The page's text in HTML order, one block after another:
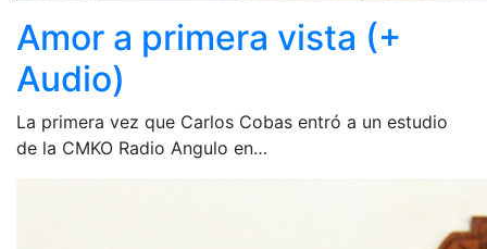
Amor a primera vista (+
Audio)
La primera vez que Carlos Cobas entró a un estudio
de la CMKO Radio Angulo en…